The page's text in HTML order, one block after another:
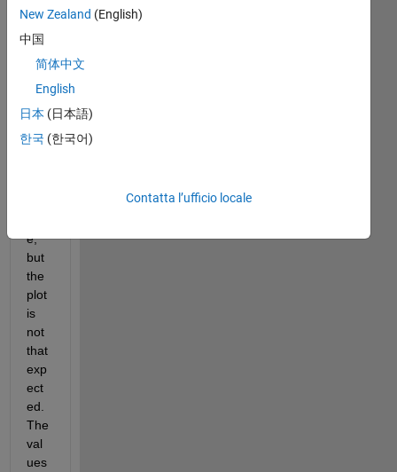
I
tryi
ng
to
a
e,
but
the
plot
is
not
that
exp
ect
ed.
The
val
ues
New Zealand (English)
中国
简体中文
English
日本 (日本語)
한국 (한국어)
Contatta l’ufficio locale